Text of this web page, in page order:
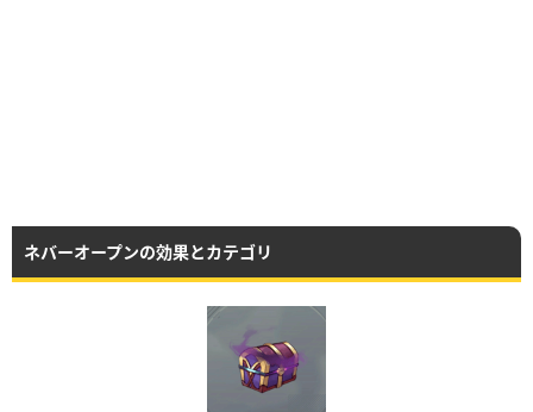
ネバーオープンの効果とカテゴリ